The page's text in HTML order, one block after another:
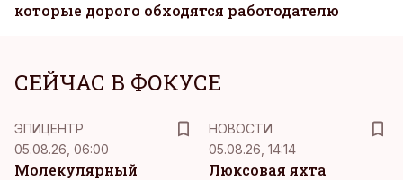
которые дорого обходятся работодателю
СЕЙЧАС В ФОКУСЕ
ЭПИЦЕНТР
05.08.26, 06:00
Молекулярный
НОВОСТИ
05.08.26, 14:14
Люксовая яхта